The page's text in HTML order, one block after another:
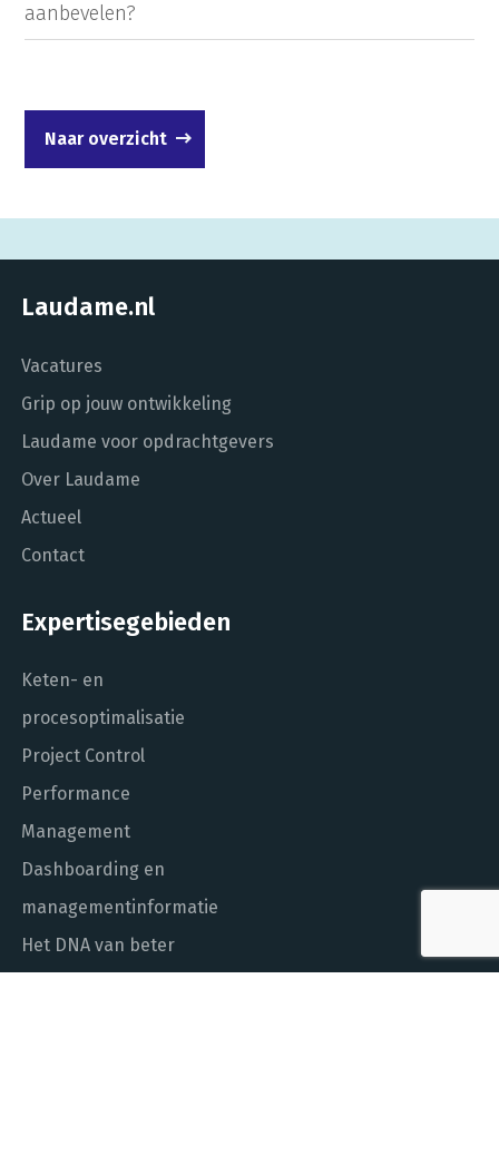
aanbevelen?
Naar overzicht
Laudame.nl
Vacatures
Grip op jouw ontwikkeling
Laudame voor opdrachtgevers
Over Laudame
Actueel
Contact
Expertisegebieden
Keten- en
procesoptimalisatie
Project Control
Performance
Management
Dashboarding en
managementinformatie
Het DNA van beter